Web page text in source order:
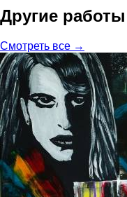
Другие работы
Смотреть все →